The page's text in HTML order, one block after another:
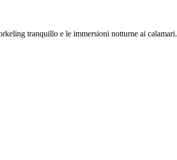
tranquillo e le immersioni notturne ai calamari.